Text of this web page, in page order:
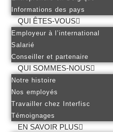
Informations des pays
QUI ÊTES-VOUS
Employeur à l’international
Salarié
Conseiller et partenaire
QUI SOMMES-NOUS
Notre histoire
Nos employés
Travailler chez Interfisc
Témoignages
EN SAVOIR PLUS